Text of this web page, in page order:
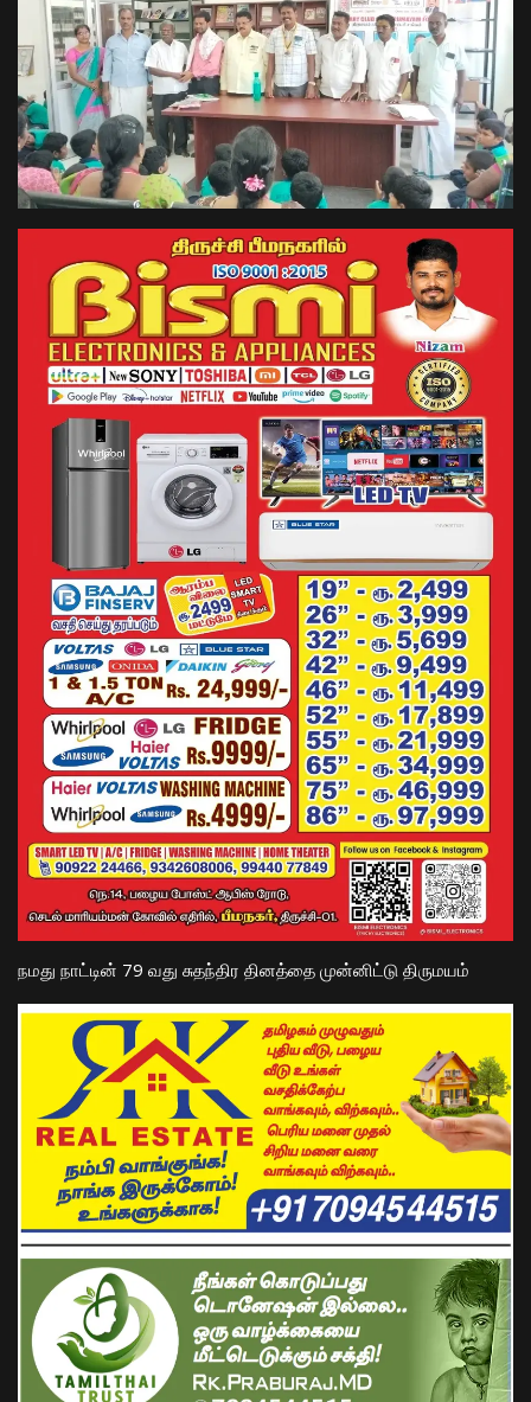
நமது நாட்டின் 79 வது சுதந்திர தினத்தை முன்னிட்டு திருமயம்